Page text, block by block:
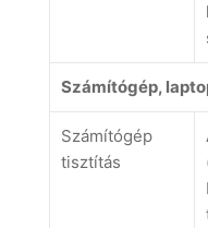
Számítógép,
Számítógép
tisztítás